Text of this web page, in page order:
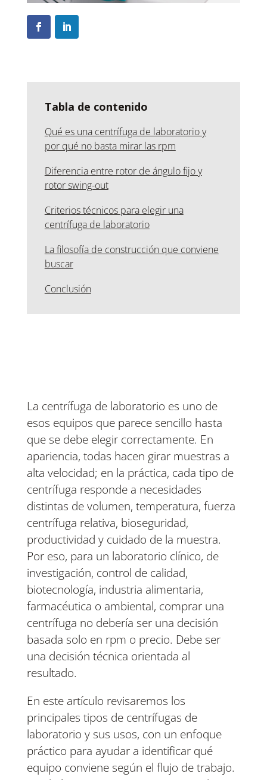
Tabla de contenido
Qué es una centrífuga de laboratorio y
por qué no basta mirar las rpm
Diferencia entre rotor de ángulo fijo y
rotor swing-out
Criterios técnicos para elegir una
centrífuga de laboratorio
La filosofía de construcción que conviene
buscar
Conclusión
La centrífuga de laboratorio es uno de
esos equipos que parece sencillo hasta
que se debe elegir correctamente. En
apariencia, todas hacen girar muestras a
alta velocidad; en la práctica, cada tipo de
centrífuga responde a necesidades
distintas de volumen, temperatura, fuerza
centrífuga relativa, bioseguridad,
productividad y cuidado de la muestra.
Por eso, para un laboratorio clínico, de
investigación, control de calidad,
biotecnología, industria alimentaria,
farmacéutica o ambiental, comprar una
centrífuga no debería ser una decisión
basada solo en rpm o precio. Debe ser
una decisión técnica orientada al
resultado.
En este artículo revisaremos los
principales tipos de centrífugas de
laboratorio y sus usos, con un enfoque
práctico para ayudar a identificar qué
equipo conviene según el flujo de trabajo.